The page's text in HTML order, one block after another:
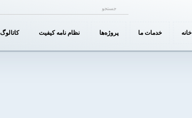
Notice : Function
/home/pooladin/domains/pooladindezh.com/
خانه خدمات ما پروژه‌ها نظام نامه کیفیت